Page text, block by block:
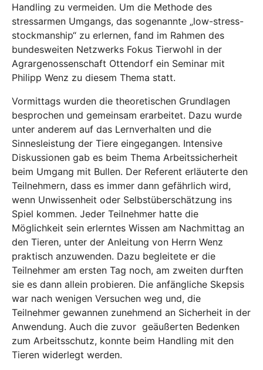
Handling zu vermeiden. Um die Methode des
stressarmen Umgangs, das sogenannte „low-stress-
stockmanship“ zu erlernen, fand im Rahmen des
bundesweiten Netzwerks Fokus Tierwohl in der
Agrargenossenschaft Ottendorf ein Seminar mit
Philipp Wenz zu diesem Thema statt.
Vormittags wurden die theoretischen Grundlagen
besprochen und gemeinsam erarbeitet. Dazu wurde
unter anderem auf das Lernverhalten und die
Sinnesleistung der Tiere eingegangen. Intensive
Diskussionen gab es beim Thema Arbeitssicherheit
beim Umgang mit Bullen. Der Referent erläuterte den
Teilnehmern, dass es immer dann gefährlich wird,
wenn Unwissenheit oder Selbstüberschätzung ins
Spiel kommen. Jeder Teilnehmer hatte die
Möglichkeit sein erlerntes Wissen am Nachmittag an
den Tieren, unter der Anleitung von Herrn Wenz
praktisch anzuwenden. Dazu begleitete er die
Teilnehmer am ersten Tag noch, am zweiten durften
sie es dann allein probieren. Die anfängliche Skepsis
war nach wenigen Versuchen weg und, die
Teilnehmer gewannen zunehmend an Sicherheit in der
Anwendung. Auch die zuvor geäußerten Bedenken
zum Arbeitsschutz, konnte beim Handling mit den
Tieren widerlegt werden.